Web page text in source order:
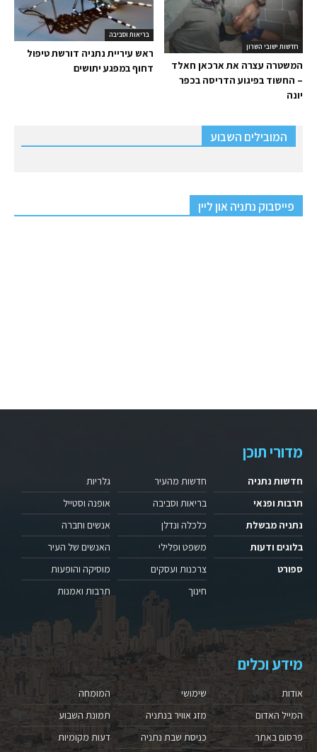
בריאות וסביבה
ראש עיריית נתניה דורשת טיפול
דחוף במפגע יתושים
חדשות ישובי השרון
המשטרה עצרה את ארכאן חאלד
– החשוד בפיגוע הדריסה בכפר
יונה
המובילים השבוע
פייסבוק נתניה און ליין
מדורי תוכן
חדשות נתניה
תרבות ופנאי
נתניה מבשלת
בלוגים ודעות
ספורט
חדשות מהעיר
בריאות וסביבה
כלכלה ונדלן
משפט ופלילי
צרכנות ועסקים
חינוך
גלריות
אופנה וסטייל
אנשים וחברה
האנשים של העיר
מוסיקה והופעות
תרבות ואמנות
מידע וכלים
אודות
המייל האדום
פרסום באתר
שימושי
מזג אוויר בנתניה
כניסת שבת נתניה
המומחה
תמונת השבוע
דעות מקומיות